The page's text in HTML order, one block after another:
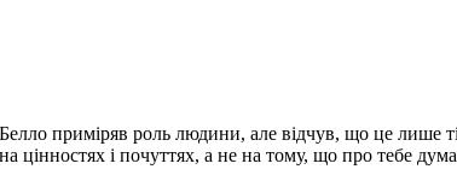
приміряв роль людини, але відчув, що це
цінностях і почуттях, а не на тому, що про тебе